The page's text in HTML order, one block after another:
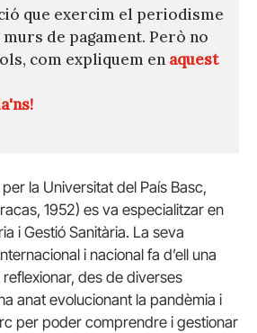
que exercim el periodisme
de pagament. Però no
com expliquem en aquest
la Universitat del País Basc,
1952) es va especialitzar en
i Gestió Sanitària. La seva
i nacional fa d’ell una
des de diverses
anat evolucionant la pandèmia i
per poder comprendre i gestionar